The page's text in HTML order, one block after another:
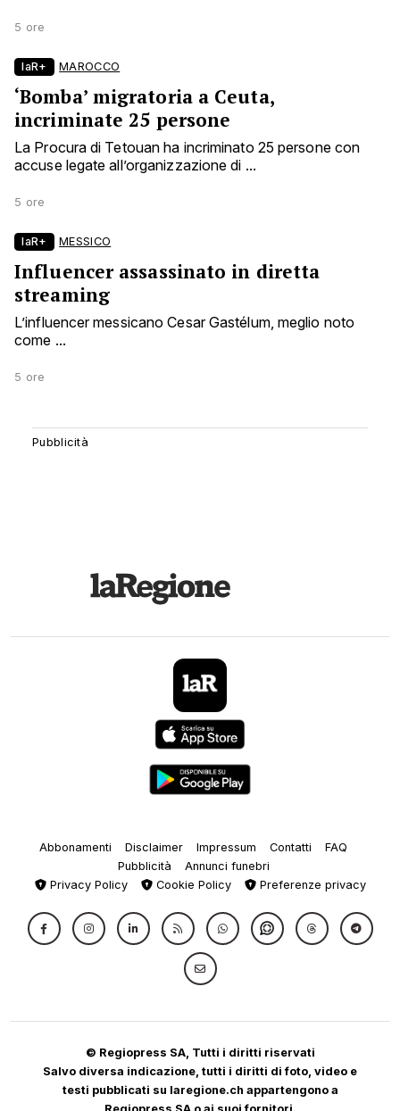
5 ore
laR+ MAROCCO
‘Bomba’ migratoria a Ceuta,
incriminate 25 persone
La Procura di Tetouan ha incriminato 25 persone con
accuse legate all’organizzazione di ...
5 ore
laR+ MESSICO
Influencer assassinato in diretta
streaming
L’influencer messicano Cesar Gastélum, meglio noto
come ...
5 ore
Abbonamenti Disclaimer Impressum Contatti
FAQ
Pubblicità
Annunci funebri
Privacy Policy
Cookie Policy Preferenze privacy
© Regiopress SA, Tutti i diritti riservati
Salvo diversa indicazione, tutti i diritti di foto, video e
testi pubblicati su laregione.ch appartengono a